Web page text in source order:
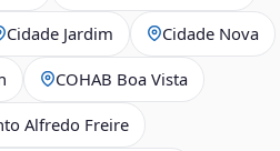
Cidade Jardim Cidade Nova
COHAB Boa Vista
Alfredo Freire